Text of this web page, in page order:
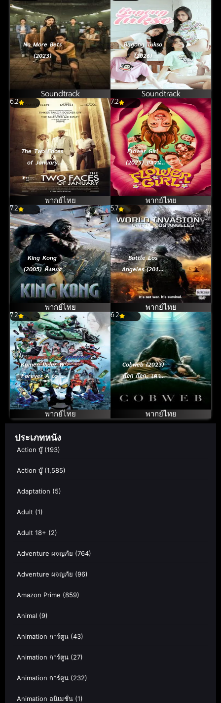
No More Bets
(2023)
Soundtrack
Bagong Tukso
(2026)
Soundtrack
6.2
The Two Faces
of January
(2014) ซ่อนเงื่อน
สองเงา
พากย์ไทย
7.2
Flower Girl
(2025) อลวน
สาวกลีบหาย
พากย์ไทย
7.2
King Kong
(2005) คิงคอง
พากย์ไทย
5.7
Battle Los
Angeles (2011)
วันยึดโลก
พากย์ไทย
7.2
Kamen Rider W
Forever A to Z
– The Gaia
Memories of
Fate (2010) มาส
ค์ไรเดอร์ ดับเบิล
ศึกล่าไกอา
พากย์ไทย
6.2
Cobweb (2023)
ก๊อก ก๊อก.. เคาะ
พากย์ไทย
ประเภทหนัง
Action บู๊(193)
Action บู๊(1,585)
Adaptation (5)
Adult (1)
Adult 18+ (2)
Adventure ผจญภัย (764)
Adventure ผจญภัย (96)
Amazon Prime (859)
Animal (9)
Animation การ์ตูน (43)
Animation การ์ตูน (27)
Animation การ์ตูน (232)
Animation อนิเมชั่น (1)